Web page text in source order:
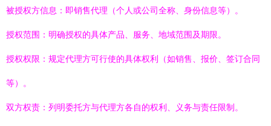
被授权方信息：即销售代理（个人或公司全称、身份信息等）。
授权范围：明确授权的具体产品、服务、地域范围及期限。
授权权限：规定代理方可行使的具体权利（如销售、报价、签订合同
等）。
双方权责：列明委托方与代理方各自的权利、义务与责任限制。